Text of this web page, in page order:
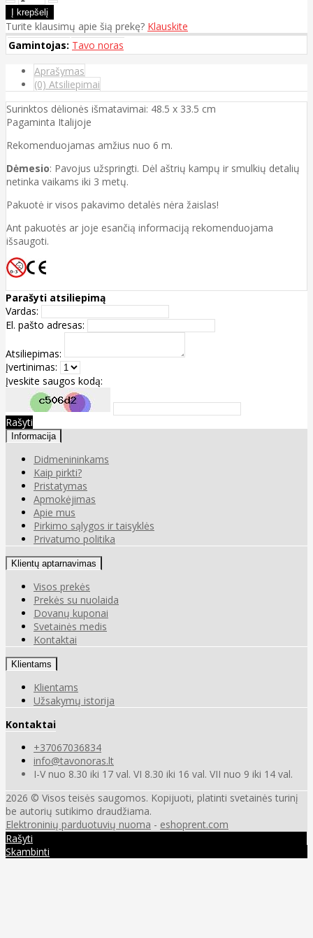
Turite klausimų apie šią prekę? Klauskite
Gamintojas: Tavo noras
Aprašymas
(0) Atsiliepimai
Surinktos dėlionės išmatavimai: 48.5 x 33.5 cm
Pagaminta Italijoje
Rekomenduojamas amžius nuo 6 m.
Dėmesio: Pavojus užspringti. Dėl aštrių kampų ir smulkių detalių
netinka vaikams iki 3 metų.
Pakuotė ir visos pakavimo detalės nėra žaislas!
Ant pakuotės ar joje esančią informaciją rekomenduojama
išsaugoti.
Parašyti atsiliepimą
Vardas:
El. pašto adresas:
Atsiliepimas:
Įvertinimas:
Įveskite saugos kodą:
Rašyti
Informacija
Didmenininkams
Kaip pirkti?
Pristatymas
Apmokėjimas
Apie mus
Pirkimo sąlygos ir taisyklės
Privatumo politika
Klientų aptarnavimas
Visos prekės
Prekės su nuolaida
Dovanų kuponai
Svetainės medis
Kontaktai
Klientams
Klientams
Užsakymų istorija
Kontaktai
+37067036834
info@tavonoras.lt
I-V nuo 8.30 iki 17 val. VI 8.30 iki 16 val. VII nuo 9 iki 14 val.
2026 © Visos teisės saugomos. Kopijuoti, platinti svetainės turinį
be autorių sutikimo draudžiama.
Elektroninių parduotuvių nuoma - eshoprent.com
Rašyti
Skambinti